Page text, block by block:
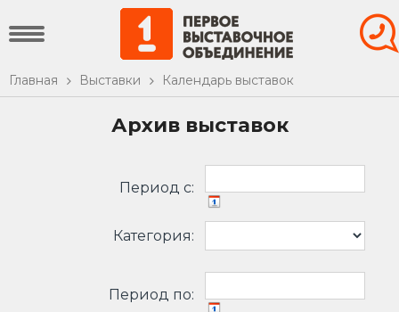
Главная Выставки Календарь выставок
Архив выставок
Период c:
Категория:
Период по: